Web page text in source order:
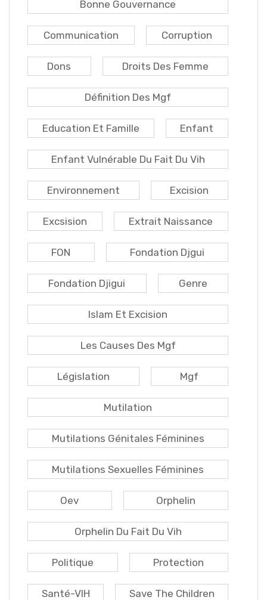
Bonne Gouvernance
Communication Corruption
Dons Droits Des Femme
Définition Des Mgf
Education Et Famille Enfant
Enfant Vulnérable Du Fait Du Vih
Environnement Excision
Excsision Extrait Naissance
FON Fondation Djgui
Fondation Djigui Genre
Islam Et Excision
Les Causes Des Mgf
Législation Mgf
Mutilation
Mutilations Génitales Féminines
Mutilations Sexuelles Féminines
Oev Orphelin
Orphelin Du Fait Du Vih
Politique Protection
Santé-VIH Save The Children